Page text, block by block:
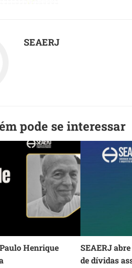
SEAERJ
pode se interessar
Henrique
SEAERJ
de dívidas